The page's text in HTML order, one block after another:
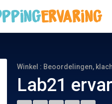
Winkel : Beoordelingen,
Lab21